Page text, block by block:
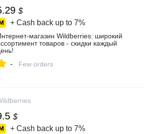
$
+ Cash back up to 7%
Wildberries: широкий
товаров - скидки каждый
- Few orders
$
+ Cash back up to 7%